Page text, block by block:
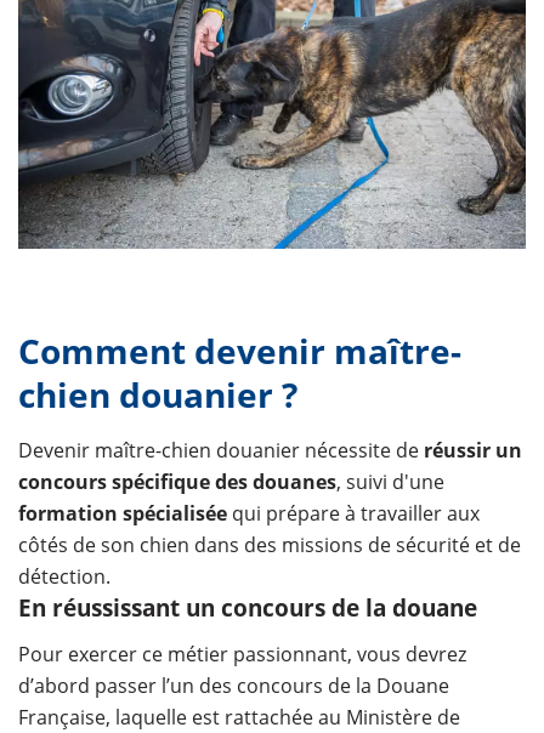
Comment devenir maître-
chien douanier ?
Devenir maître-chien douanier nécessite de réussir un
concours spécifique des douanes, suivi d'une
formation spécialisée qui prépare à travailler aux
côtés de son chien dans des missions de sécurité et de
détection.
En réussissant un concours de la douane
Pour exercer ce métier passionnant, vous devrez
d’abord passer l’un des concours de la Douane
Française, laquelle est rattachée au Ministère de